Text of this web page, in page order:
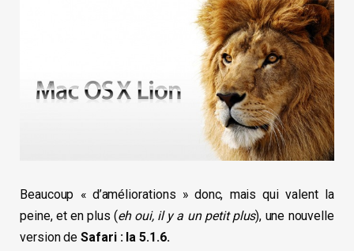
Beaucoup « d’améliorations » donc, mais qui valent la
peine, et en plus (eh oui, il y a un petit plus), une nouvelle
version de Safari : la 5.1.6.